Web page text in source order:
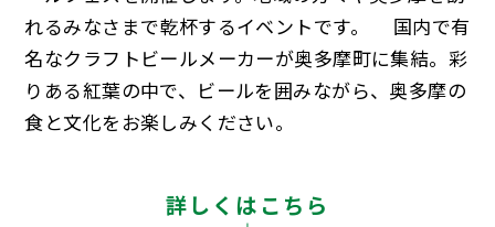
れるみなさまで乾杯するイベントです。 国内で有
名なクラフトビールメーカーが奥多摩町に集結。彩
りある紅葉の中で、ビールを囲みながら、奥多摩の
食と文化をお楽しみください。
詳しくはこちら